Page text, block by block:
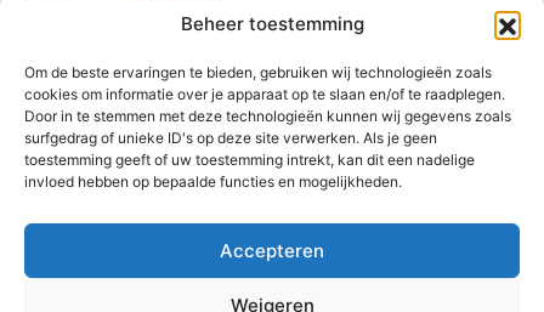
Beheer toestemming
Om de beste ervaringen te bieden, gebruiken wij technologieën zoals
cookies om informatie over je apparaat op te slaan en/of te raadplegen.
Door in te stemmen met deze technologieën kunnen wij gegevens zoals
surfgedrag of unieke ID's op deze site verwerken. Als je geen
toestemming geeft of uw toestemming intrekt, kan dit een nadelige
invloed hebben op bepaalde functies en mogelijkheden.
Accepteren
Weigeren
Europese beurzen blijven dicht bij
recordstanden
AEX nadert opnieuw zijn hoogste
niveau ooit